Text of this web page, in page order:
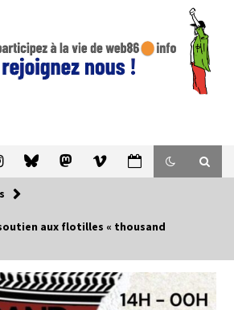
aux flotilles « thousand